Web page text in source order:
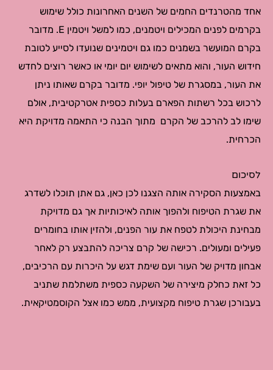
אחד מהטרנדים החמים של השנים האחרונות כולל שימוש
בקרמים לפנים המכילים ויטמנים, כמו למשל ויטמין E. מדובר
בקרם המועשר בשמנים כמו גם ויטמינים שנועדו לסייע לטובת
חידוש העור, והוא מתאים לשימוש יום יומי או כאשר רוצים לחדש
את העור, במסגרת של טיפול יופי. מדובר בקרם שאותו ניתן
לרכוש בכל רשתות הפארם בעלות כספית אטרקטיבית, אולם
שימו לב להרכב של הקרם מתוך הבנה כי התאמה מדויקת היא
הכרחית.
לסיכום
באמצעות הסקירה אותה הצגנו לכן כאן, גם אתן תוכלו לשדרג
את שגרת הטיפוח ולהפוך אותה לאיכותיות אך גם מדויקת
מבחינת היכולת לטפח את עור הפנים, ולהזין אותו בחומרים
פעילים ומעולים. רכישה של קרם צריכה להתבצע רק לאחר
אבחון מדויק של העור ועם שימת דגש על היכרות עם הרכיבים,
כל זאת כחלק מיצירה של השקעה כספית משתלמת שתניב
בעבורכן שגרת טיפוח מקצועית, ממש כמו אצל הקוסמטיקאית.